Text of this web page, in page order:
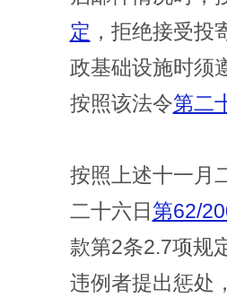
定 ，拒绝接受
政基础设施时须
按照该法令第二
按照上述十一月
二十六日第62/
款第2条2.7项规
违例者提出惩处